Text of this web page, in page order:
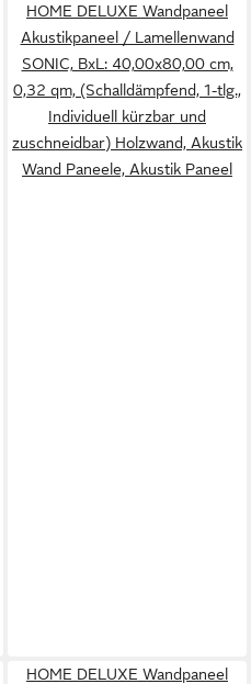
HOME DELUXE Wandpaneel
Akustikpaneel / Lamellenwand
SONIC, BxL: 40,00x80,00 cm,
0,32 qm, (Schalldämpfend, 1-tlg.,
Individuell kürzbar und
zuschneidbar) Holzwand, Akustik
Wand Paneele, Akustik Paneel
HOME DELUXE Wandpaneel